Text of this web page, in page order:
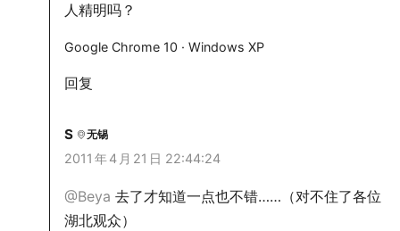
人精明吗？
Google Chrome 10 · Windows XP
回复
S 无锡
2011 年4 月 21 日 22:44:24
@Beya 去了才知道一点也不错……（对不住了各位
湖北观众）